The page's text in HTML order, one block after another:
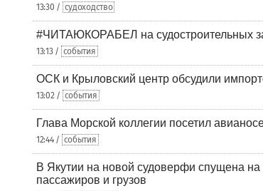
13:30 / судоходство
#ЧИТАЮКОРАБЕЛ на судостроительных
13:13 / события
ОСК и Крыловский центр обсудили
13:02 / события
Глава Морской коллегии посетил
12:44 / события
В Якутии на новой судоверфи спущена
пассажиров и грузов